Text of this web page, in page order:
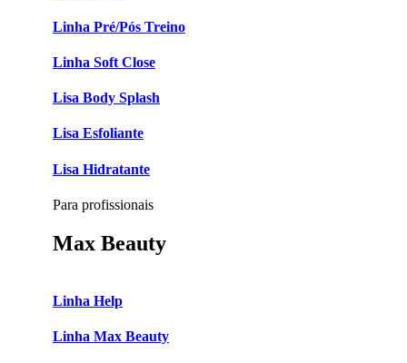
Linha Pré/Pós Treino
Linha Soft Close
Lisa Body Splash
Lisa Esfoliante
Lisa Hidratante
Para profissionais
Max Beauty
Linha Help
Linha Max Beauty